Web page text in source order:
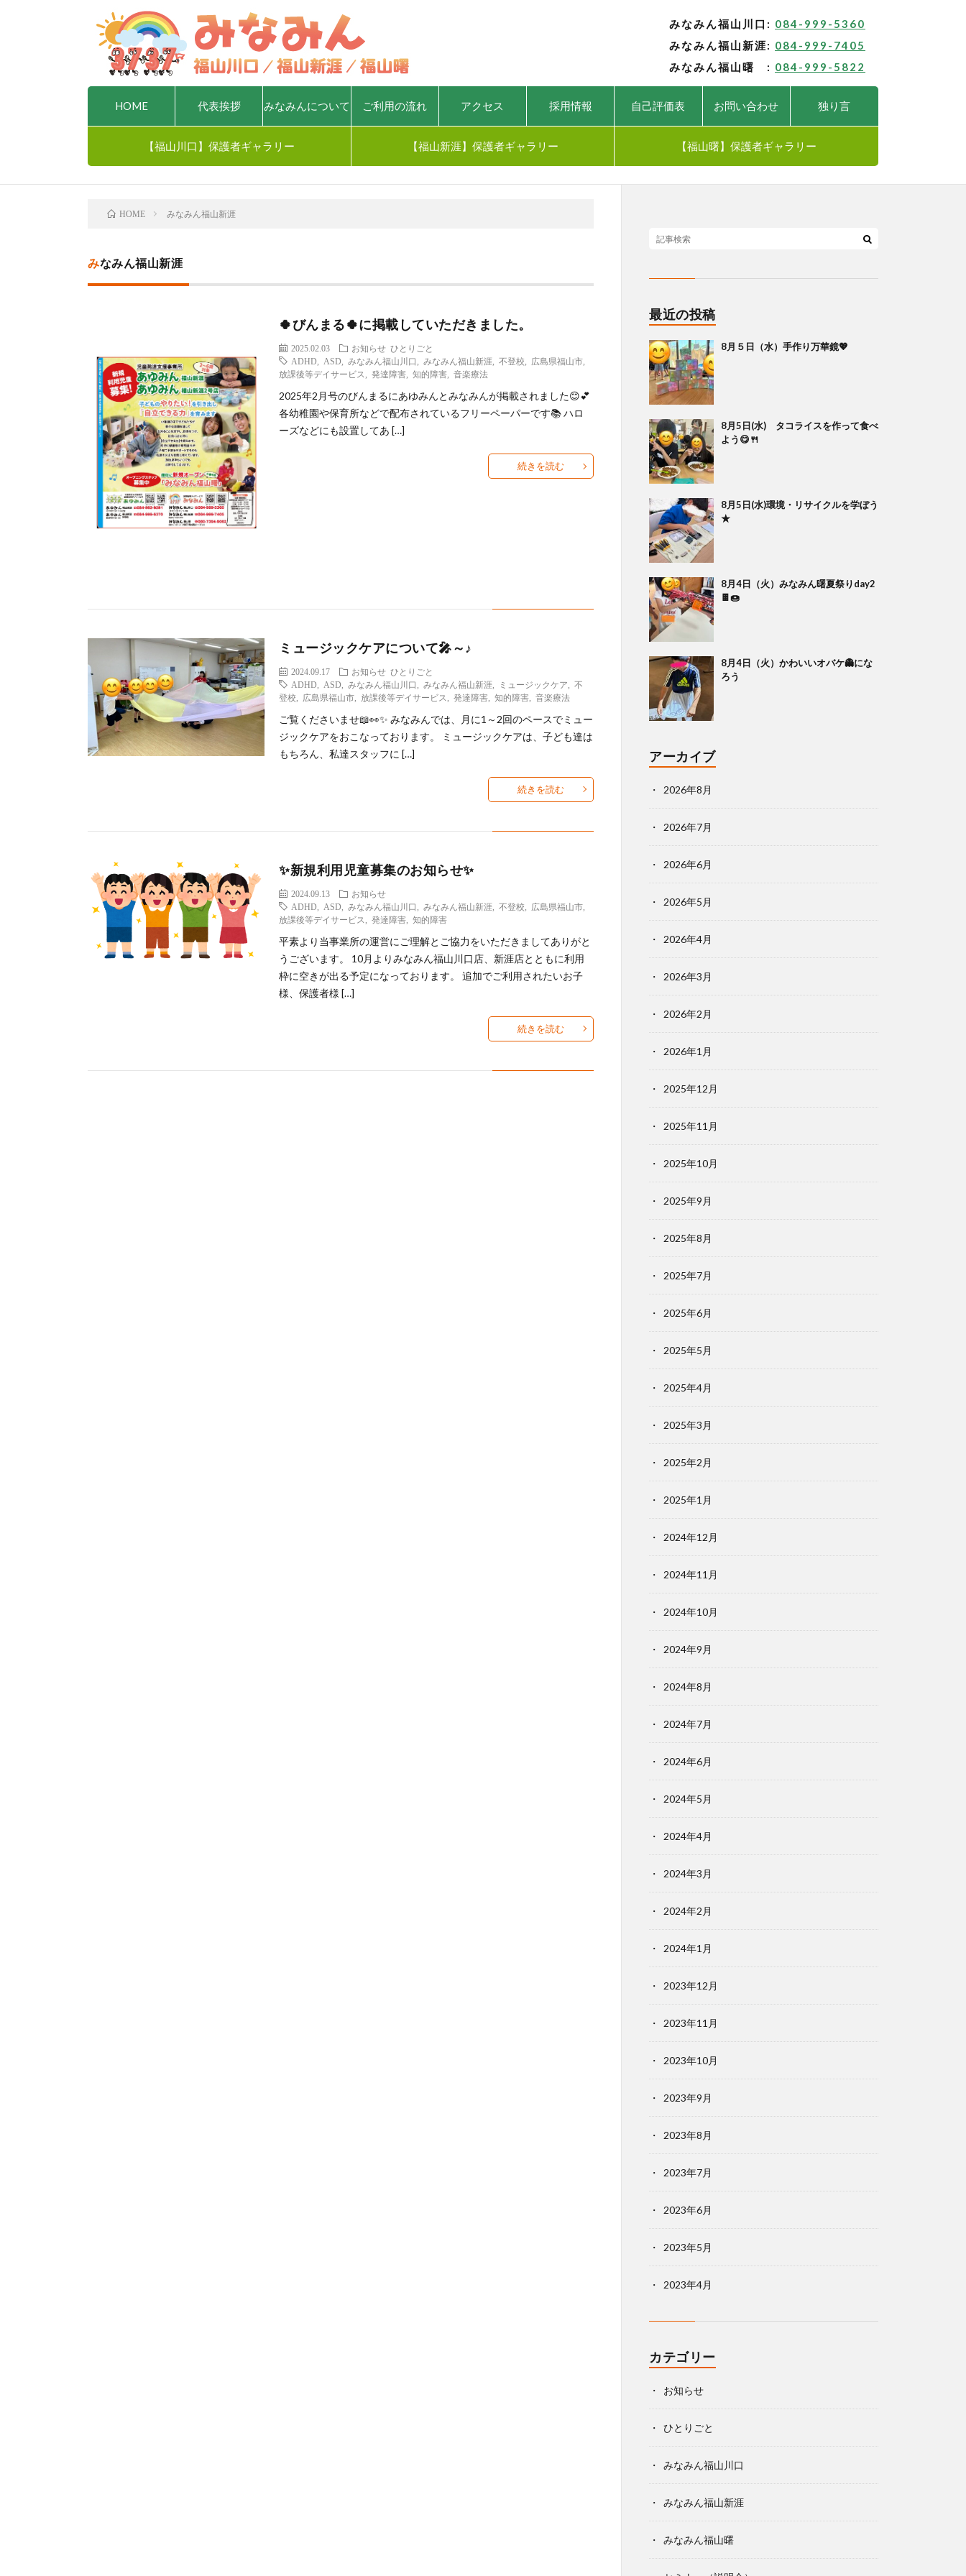
みなみん福山川口: 084-999-5360
みなみん福山新涯: 084-999-7405
みなみん福山曙 : 084-999-5822
HOME 代表挨拶 みなみんについて ご利用の流れ アクセス 採用情報 自己評価表 お問い合わせ 独り言
【福山川口】保護者ギャラリー 【福山新涯】保護者ギャラリー 【福山曙】保護者ギャラリー
HOME みなみん福山新涯
みなみん福山新涯
🍀びんまる🍀に掲載していただきました。
2025.02.03 お知らせ ひとりごと
ADHD
ASD みなみん福山川口 みなみん福山新涯 ,不登校 広島県福山市
放課後等デイサービス
,発達障害 ,知的障害 ,音楽療法
2025年2月号のびんまるにあゆみんとみなみんが掲載されました😊💕
各幼稚園や保育所などで配布されているフリーペーパーです📚 ハロ
ーズなどにも設置してあ […]
続きを読む
ミュージックケアについて🎤～♪
2024.09.17 お知らせ ひとりごと
ADHD
ASD みなみん福山川口 みなみん福山新涯 ミュージックケア ,不
登校
広島県福山市 ,放課後等デイサービス ,発達障害 ,知的障害 ,音楽療法
ご覧くださいませ📖👀✨ みなみんでは、月に1～2回のペースでミュー
ジックケアをおこなっております。 ミュージックケアは、子ども達は
もちろん、私達スタッフに […]
続きを読む
✨新規利用児童募集のお知らせ✨
2024.09.13
お知らせ
ADHD
ASD みなみん福山川口 みなみん福山新涯 ,不登校 広島県福山市
放課後等デイサービス
,発達障害 ,知的障害
平素より当事業所の運営にご理解とご協力をいただきましてありがと
うございます。 10月よりみなみん福山川口店、新涯店とともに利用
枠に空きが出る予定になっております。 追加でご利用されたいお子
様、保護者様 […]
続きを読む
最近の投稿
8月５日（水）手作り万華鏡💖
8月5日(水) タコライスを作って食べ
よう😋🍴
8月5日(水)環境・リサイクルを学ぼう
★
8月4日（火）みなみん曙夏祭りday2
🍫🍩
8月4日（火）かわいいオバケ👻にな
ろう
アーカイブ
2026年8月
2026年7月
2026年6月
2026年5月
2026年4月
2026年3月
2026年2月
2026年1月
2025年12月
2025年11月
2025年10月
2025年9月
2025年8月
2025年7月
2025年6月
2025年5月
2025年4月
2025年3月
2025年2月
2025年1月
2024年12月
2024年11月
2024年10月
2024年9月
2024年8月
2024年7月
2024年6月
2024年5月
2024年4月
2024年3月
2024年2月
2024年1月
2023年12月
2023年11月
2023年10月
2023年9月
2023年8月
2023年7月
2023年6月
2023年5月
2023年4月
カテゴリー
お知らせ
ひとりごと
みなみん福山川口
みなみん福山新涯
みなみん福山曙